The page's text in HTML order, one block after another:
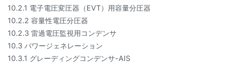
10.2.1 電子電圧変圧器（EVT）用容量分圧器
10.2.2 容量性電圧分圧器
10.2.3 雷過電圧監視用コンデンサ
10.3 パワージェネレーション
10.3.1 グレーディングコンデンサ-AIS